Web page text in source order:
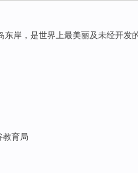
东岸，是世界上最美丽及未经开发
教育局